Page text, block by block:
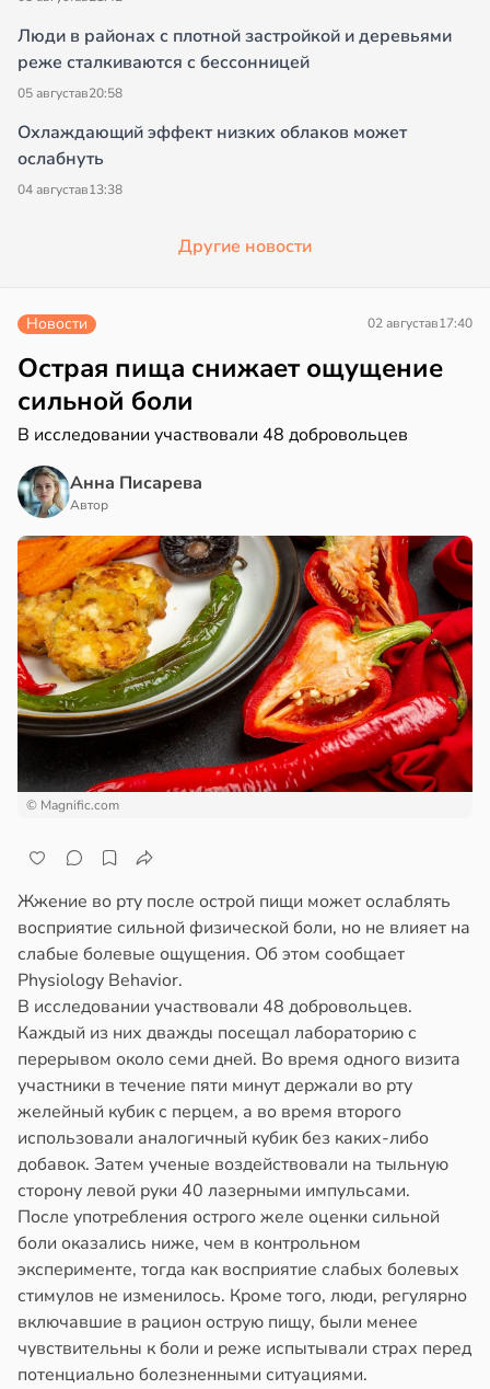
Люди в районах с плотной застройкой и деревьями
реже сталкиваются с бессонницей
05 августав20:58
Охлаждающий эффект низких облаков может
ослабнуть
04 августав13:38
Другие новости
Новости 02 августав17:40
Острая пища снижает ощущение
сильной боли
В исследовании участвовали 48 добровольцев
Анна Писарева
Автор
© Magnific.com
Жжение во рту после острой пищи может ослаблять
восприятие сильной физической боли, но не влияет на
слабые болевые ощущения. Об этом сообщает
Physiology Behavior.
В исследовании участвовали 48 добровольцев.
Каждый из них дважды посещал лабораторию с
перерывом около семи дней. Во время одного визита
участники в течение пяти минут держали во рту
желейный кубик с перцем, а во время второго
использовали аналогичный кубик без каких-либо
добавок. Затем ученые воздействовали на тыльную
сторону левой руки 40 лазерными импульсами.
После употребления острого желе оценки сильной
боли оказались ниже, чем в контрольном
эксперименте, тогда как восприятие слабых болевых
стимулов не изменилось. Кроме того, люди, регулярно
включавшие в рацион острую пищу, были менее
чувствительны к боли и реже испытывали страх перед
потенциально болезненными ситуациями.